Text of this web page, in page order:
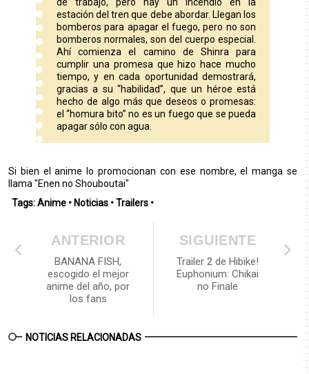
estación del tren que debe abordar. Llegan los
bomberos para apagar el fuego, pero no son
bomberos normales, son del cuerpo especial.
Ahí comienza el camino de Shinra para
cumplir una promesa que hizo hace mucho
tiempo, y en cada oportunidad demostrará,
gracias a su “habilidad”, que un héroe está
hecho de algo más que deseos o promesas:
el “homura bito” no es un fuego que se pueda
apagar sólo con agua.
Si bien el anime lo promocionan con ese nombre, el manga se
llama "Enen no Shouboutai"
Tags:Anime • Noticias •Trailers •
SIGUIENTE
Trailer 2 de Hibike!
Euphonium: Chikai
no Finale
ANTERIOR
BANANA FISH,
escogido el mejor
anime del año, por
los fans
NOTICIAS RELACIONADAS